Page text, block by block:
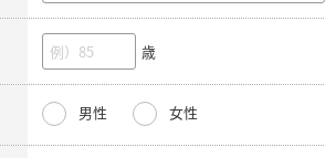
歳
男性 女性